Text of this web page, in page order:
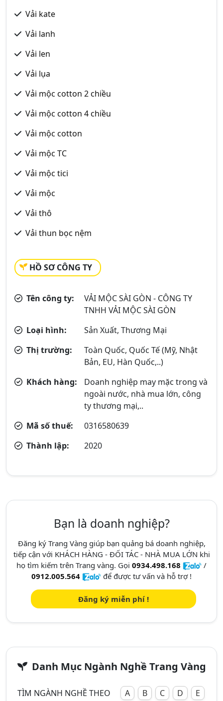
Vải kate
Vải lanh
Vải len
Vải lụa
Vải mộc cotton 2 chiều
Vải mộc cotton 4 chiều
Vải mộc cotton
Vải mộc TC
Vải mộc tici
Vải mộc
Vải thô
Vải thun bọc nệm
HỒ SƠ CÔNG TY
Tên công ty:
VẢI MỘC SÀI GÒN - CÔNG TY
TNHH VẢI MỘC SÀI GÒN
Loại hình:
Sản Xuất, Thương Mại
Thị trường:
Toàn Quốc, Quốc Tế (Mỹ, Nhật
Bản, EU, Hàn Quốc,..)
Khách hàng:
Doanh nghiệp may mặc trong và
ngoài nước, nhà mua lớn, công
ty thương mại,..
Mã số thuế:
0316580639
Thành lập:
2020
Bạn là doanh nghiệp?
Đăng ký Trang Vàng giúp bạn quảng bá doanh nghiệp,
tiếp cận với KHÁCH HÀNG - ĐỐI TÁC - NHÀ MUA LỚN khi
họ tìm kiếm trên Trang vàng. Gọi 0934.498.168
/
0912.005.564
để được tư vấn và hỗ trợ !
Đăng ký miễn phí !
Danh Mục Ngành Nghề Trang Vàng
TÌM NGÀNH NGHỀ THEO A B C D E